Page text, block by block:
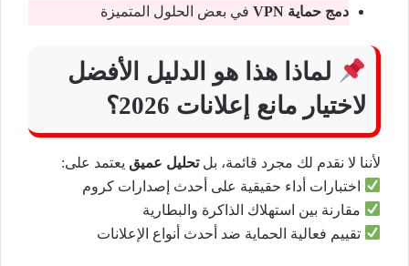
دمج حماية VPN في بعض الحلول المتميزة
لماذا هذا هو الدليل الأفضل
لاختيار مانع إعلانات 2026؟
لأننا لا نقدم لك مجرد قائمة، بلتحليل عميق يعتمد على:
اختبارات أداء حقيقية على أحدث إصدارات كروم
مقارنة بين استهلاك الذاكرة والبطارية
تقييم فعالية الحماية ضد أحدث أنواع الإعلانات